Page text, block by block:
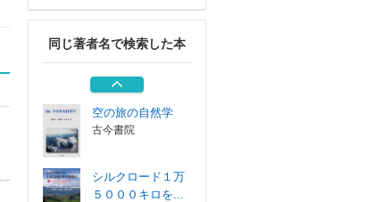
同じ著者名で検索した本
鹿島出版会
技術と倫理
電気書院
空の旅の自然学
古今書院
シルクロード１万
５０００キロを...